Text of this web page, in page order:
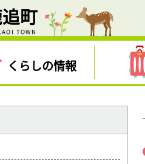
町
TOWN
くらしの情報